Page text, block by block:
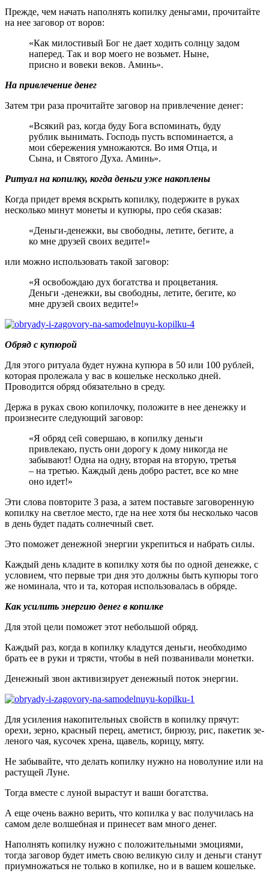
Прежде, чем начать наполнять копилку деньгами, прочитайте
на нее заговор от воров:
«Как милостивый Бог не дает ходить солнцу задом
наперед. Так и вор моего не возьмет. Ныне,
присно и вовеки веков. Аминь».
На привлечение денег
Затем три раза прочитайте заговор на привлечение денег:
«Всякий раз, когда буду Бога вспоминать, буду
рублик вынимать. Господь пусть вспоминается, а
мои сбережения умножаются. Во имя Отца, и
Сына, и Святого Духа. Аминь».
Ритуал на копилку, когда деньги уже накоплены
Когда придет время вскрыть копилку, подержите в руках
несколько минут монеты и купюры, про себя сказав:
«Деньги-денежки, вы свободны, летите, бегите, а
ко мне друзей своих ведите!»
или можно использовать такой заговор:
«Я осво­бождаю дух богатства и процветания.
Деньги -денежки, вы свободны, летите, бегите, ко
мне друзей своих ведите!»
Обряд с купюрой
Для этого ритуала будет нужна купюра в 50 или 100 рублей,
которая пролежала у вас в кошельке несколько дней.
Проводится обряд обязательно в среду.
Держа в руках свою копилочку, положите в нее денежку и
произнесите следующий заговор:
«Я обряд сей совершаю, в копилку деньги
привлекаю, пусть они дорогу к дому никогда не
забывают! Одна на одну, вторая на вторую, третья
– на третью. Каждый день добро растет, все ко мне
оно идет!»
Эти слова повторите 3 раза, а затем поставьте заговоренную
копилку на светлое место, где на нее хотя бы несколько часов
в день будет падать солнечный свет.
Это поможет денежной энергии укрепиться и набрать силы.
Каждый день кладите в копилку хотя бы по одной денежке, с
условием, что первые три дня это должны быть купюры того
же номинала, что и та, которая использовалась в обряде.
Как усилить энергию денег в копилке
Для этой цели поможет этот небольшой обряд.
Каждый раз, когда в копилку кладутся деньги, необходимо
брать ее в руки и трясти, чтобы в ней позванивали монетки.
Денежный звон активизирует денежный поток энергии.
Для усиления накопи­тельных свойств в копилку прячут:
орехи, зерно, красный перец, аметист, бирюзу, рис, пакетик зе­
леного чая, кусочек хрена, щавель, корицу, мяту.
Не забывайте, что делать копилку нужно на новолуние или на
растущей Луне.
Тогда вместе с луной вырастут и ваши богатства.
А еще очень важно верить, что копилка у вас получилась на
самом деле волшебная и принесет вам много денег.
Наполнять копилку нужно с положительными эмоциями,
тогда заговор будет иметь свою великую силу и деньги станут
приумножаться не только в копилке, но и в вашем кошельке.